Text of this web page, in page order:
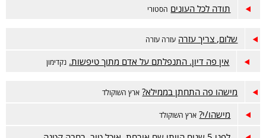
תודה לכל העונים הסטורי
שלום, צריך עזרה עזרה עזרה
אין פה דיון. התנפלתם על אדם מתוך טיפשות. נקדימון
מישהו פה התחתן בממילא? ארץ השוקולד
מישהו/י? ארץ השוקולד